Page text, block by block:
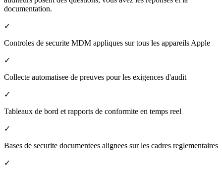
documentation.
✓
Controles de securite MDM appliques sur tous les appareils Apple
✓
Collecte automatisee de preuves pour les exigences d'audit
✓
Tableaux de bord et rapports de conformite en temps reel
✓
Bases de securite documentees alignees sur les cadres reglementaires
✓